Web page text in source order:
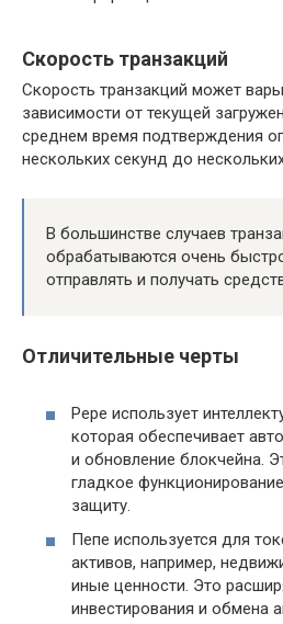
Скорость транзакций
Скорость транзакций может
зависимости от текущей
среднем время подтверждения
нескольких секунд до
В большинстве случаев
обрабатываются очень
отправлять и получать
Отличительные черты
Pepe использует
которая обеспечивает
и обновление блокчейна.
гладкое
защиту.
Пепе используется для
активов, например,
иные ценности. Это
инвестирования и обмена